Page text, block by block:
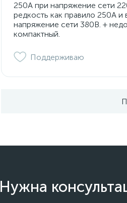
250А при напряжение сети
редкость как правило 250А и
напряжение сети 380В. +
компактный.
Поддерживаю
Нужна